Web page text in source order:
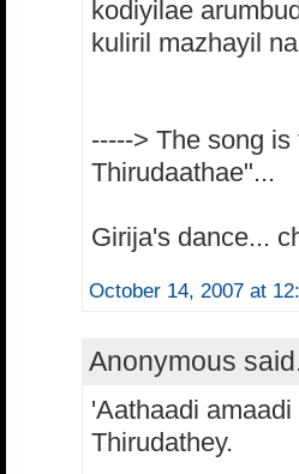
kodiyilae
kuliril mazhayil
-----> The song
Thirudaathae"...
Girija's dance...
October 14, 2007 at
Anonymous
'Aathaadi
Thirudathey.